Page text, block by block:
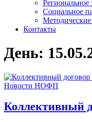
Региональное
Социальное
Контакты
День:
Новости НОФП
Коллективный